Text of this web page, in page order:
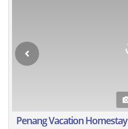
Penang Vacation Homestay